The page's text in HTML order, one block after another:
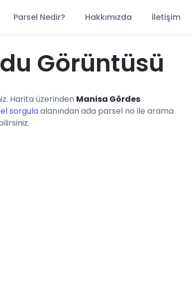
Parsel Nedir? Hakkımızda İletişim
Görüntüsü
Harita üzerinden Manisa Gördes
sorgulaalanından ada parsel no ile arama